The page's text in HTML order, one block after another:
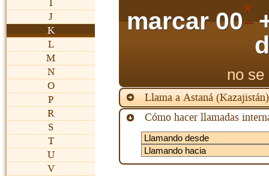
I
J
K
L
M
N
O
P
R
S
T
U
V
marcar 00*
no
Llama a Astaná
Cómo hacer llamadas